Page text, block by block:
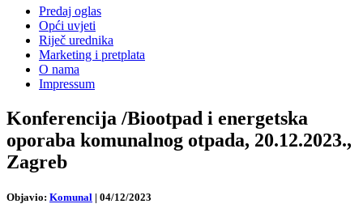
Predaj oglas
Opći uvjeti
Riječ urednika
Marketing i pretplata
O nama
Impressum
Konferencija /Biootpad i energetska
oporaba komunalnog otpada, 20.12.2023.,
Zagreb
Objavio: Komunal | 04/12/2023